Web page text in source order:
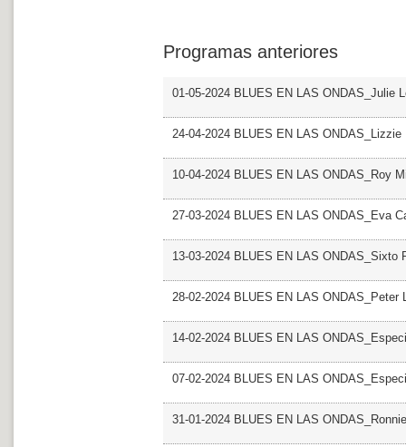
Programas anteriores
01-05-2024 BLUES EN LAS ONDAS_Julie
24-04-2024 BLUES EN LAS ONDAS_Lizzie
10-04-2024 BLUES EN LAS ONDAS_Roy
27-03-2024 BLUES EN LAS ONDAS_Eva
13-03-2024 BLUES EN LAS ONDAS_Sixto
28-02-2024 BLUES EN LAS ONDAS_Peter
14-02-2024 BLUES EN LAS
07-02-2024 BLUES EN LAS
31-01-2024 BLUES EN LAS